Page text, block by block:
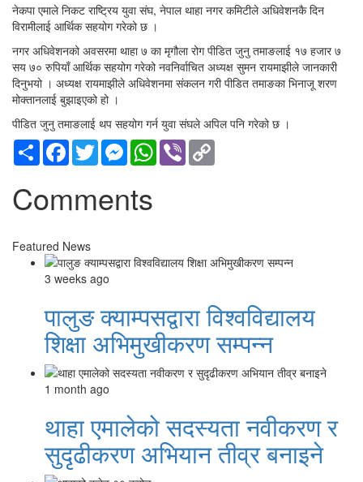
नेकपा एमाले निकट राष्ट्रिय युवा संघ, नेपाल थाहा नगर कमिटीले अधिवेशनकै दिन
विरामीलाई आर्थिक सहयोग गरेको छ ।
नगर अधिवेशनको अवसरमा थाहा ७ का मृगौला रोग पीडित जुनु तमाङलाई १७ हजार ७
सय ७० रुपियाँ आर्थिक सहयोग गरेको नवनिर्वाचित अध्यक्ष सुमन रायमाझीले जानकारी
दिनुभयो । अध्यक्ष रायमाझीले अधिवेशनमा संकलन गरी पीडित तमाङका भिनाजू शरण
मोक्तानलाई बुझाइएको हो ।
पीडित जुनु तमाङलाई थप सहयोग गर्न युवा संघले अपिल पनि गरेको छ ।
Share Facebook
TwitterMessengerWhatsApp
Viber
Comments
Featured News
3 weeks ago
पालुङ क्याम्पसद्वारा विश्वविद्यालय
शिक्षा अभिमुखीकरण सम्पन्न
1 month ago
थाहा एमालेको सदस्यता नवीकरण र
सुदृढीकरण अभियान तीव्र बनाइने